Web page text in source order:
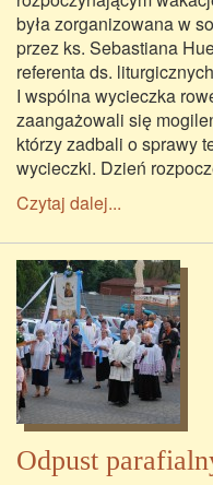
była zorganizowana w
przez ks. Sebastiana
referenta ds.
I wspólna wycieczka
zaangażowali się
którzy zadbali o sprawy
wycieczki. Dzień
Czytaj dalej...
Odpust